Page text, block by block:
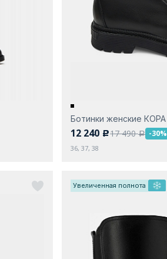
Ботинки женские КОРА
12 240 c17 490a -30%
36, 37, 38
Увеличенная полнота